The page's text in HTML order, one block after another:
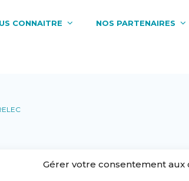
Gérer votre consentement aux
CONNAITRE NOS PARTENAIRES